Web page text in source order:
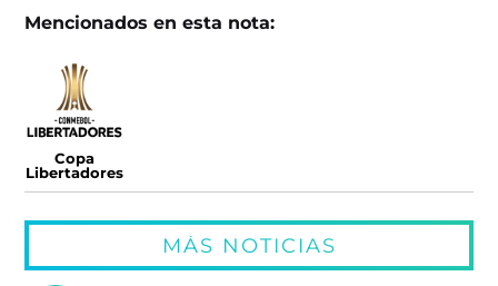
Mencionados en esta nota:
Copa
Libertadores
MÁS NOTICIAS